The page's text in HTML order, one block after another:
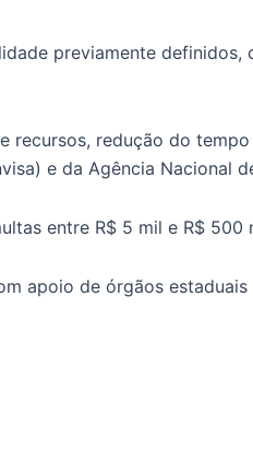
previamente
redução do
e da Agência Nacional
entre R$ 5 mil e R$ 500
apoio de órgãos estaduais